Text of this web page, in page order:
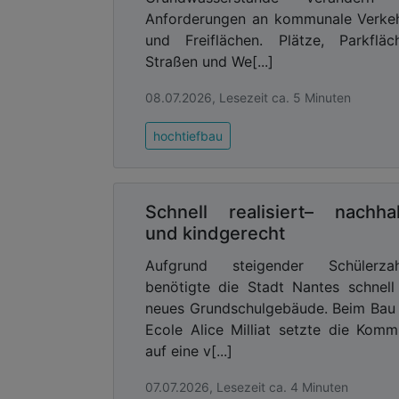
und einen Pocket-Garden – ein Office,
„Mit dem MONACO wollen wir
weiterschreibt“ , erklärt Andreas
Erfolgsgeheimnis des Werksviertels
unter den Schuhsohlen: alte Gleise,
Hansen vom Büro C.F. Møller,
Werksviertel zwei Gebäude
sieht in dieser Echtheit die besondere
des Ortes:„Die Nähe zur Geschichte
Offenheit der neuen Architektur
lebendige Schnittstelle
Vergangenheit und Zukunft. Wir
schaffen, das sich anfühlt, als wäre es
Anforderungen an kommunale
und Freiflächen. Plätze,
Straßen und We[...]
08.07.2026, Lesezeit ca. 5 Minuten
hochtiefbau
Schnell realisiert–
und kindgerecht
Aufgrund steigender
benötigte die Stadt Nantes schnell
neues Grundschulgebäude. Beim
Ecole Alice Milliat setzte die
auf eine v[...]
07.07.2026, Lesezeit ca. 4 Minuten